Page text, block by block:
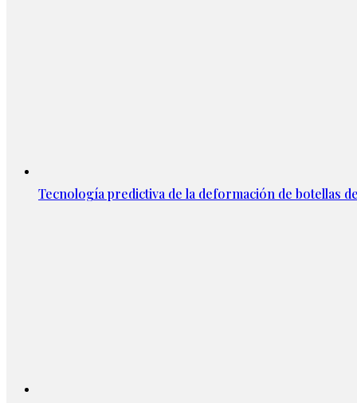
Tecnología predictiva de la deformación de botellas